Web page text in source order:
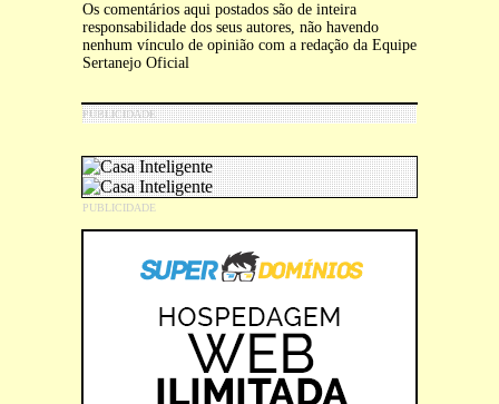
Os comentários aqui postados são de inteira
responsabilidade dos seus autores, não havendo
nenhum vínculo de opinião com a redação da Equipe
Sertanejo Oficial